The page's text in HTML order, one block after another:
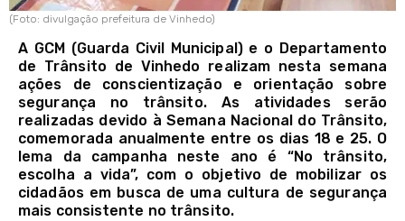
(Foto: divulgação prefeitura de Vinhedo)
A GCM (Guarda Civil Municipal) e o Departamento
de Trânsito de Vinhedo realizam nesta semana
ações de conscientização e orientação sobre
segurança no trânsito. As atividades serão
realizadas devido à Semana Nacional do Trânsito,
comemorada anualmente entre os dias 18 e 25. O
lema da campanha neste ano é “No trânsito,
escolha a vida”, com o objetivo de mobilizar os
cidadãos em busca de uma cultura de segurança
mais consistente no trânsito.